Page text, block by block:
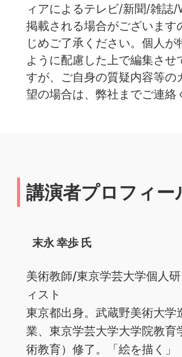
ィアによるテレビ/新聞/雑誌/
掲載される場合がございます
じめご了承ください。個人が
ように配慮した上で編集させ
すが、ご自身の質疑内容等の
望の場合は、弊社までご連絡
講演者プロフィー
末永 幸歩 氏
美術教師/東京学芸大学個人
ィスト
東京都出身。武蔵野美術大学
業、東京学芸大学大学院教育
術教育）修了。「絵を描く」